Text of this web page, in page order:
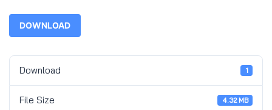
DOWNLOAD
Download 1
File Size 4.32 MB